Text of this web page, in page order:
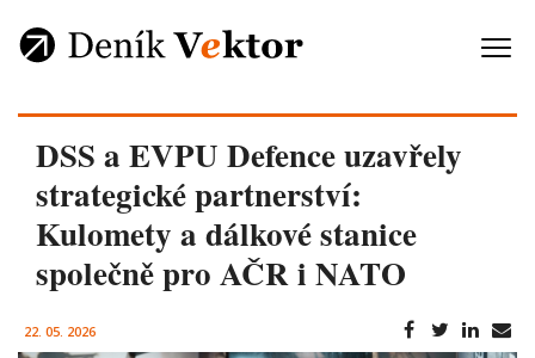
DSS a EVPU Defence uzavřely
strategické partnerství:
Kulomety a dálkové stanice
společně pro AČR i NATO
22. 05. 2026